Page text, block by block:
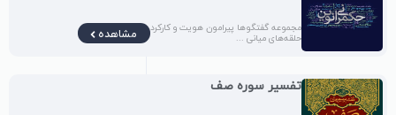
مجموعه گفتگوها پیرامون هویت و کارکرد
حلقه‌های میانی ...
مشاهده
تفسیر سوره صف